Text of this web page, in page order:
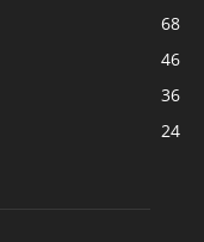
68
46
36
24